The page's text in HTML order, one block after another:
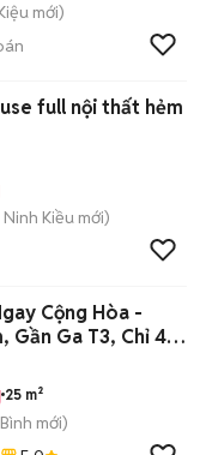
mới)
full nội thất hẻm
Ninh Kiều mới)
Cộng Hòa -
Gần Ga T3, Chỉ 4,x
25 m²
mới)